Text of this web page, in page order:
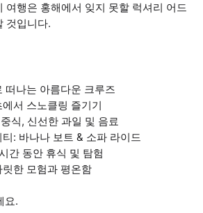
여행은 홍해에서 잊지 못할 럭셔리 어드
것입니다.
떠나는 아름다운 크루즈
서 스노클링 즐기기
식, 신선한 과일 및 음료
: 바나나 보트 & 소파 라이드
간 동안 휴식 및 탐험
한 모험과 평온함
요.